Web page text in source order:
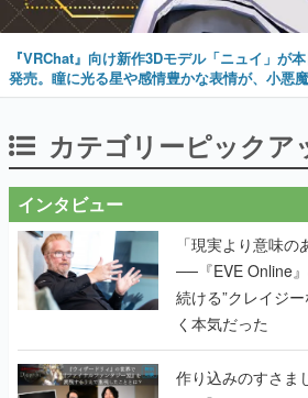
『VRChat』向け新作3Dモデル「ニュイ」が
発売。瞳に光る星や感情豊かな表情が、小悪
カテゴリーピックア
インタビュー
「現実より意味の
──『EVE Online
続ける”クレイジ
く本気だった
作り込みのすさま